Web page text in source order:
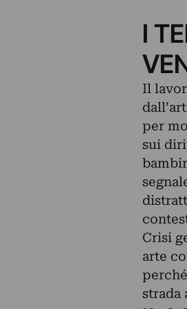
I
Il
per
sui
Crisi
arte
strada